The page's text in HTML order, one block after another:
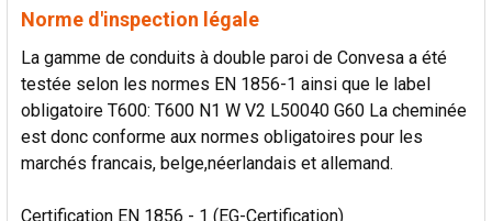
Norme d'inspection légale
La gamme de conduits à double paroi de Convesa a été
testée selon les normes EN 1856-1 ainsi que le label
obligatoire T600: T600 N1 W V2 L50040 G60 La cheminée
est donc conforme aux normes obligatoires pour les
marchés francais, belge,néerlandais et allemand.
Certification EN 1856 - 1 (EG-Certification)